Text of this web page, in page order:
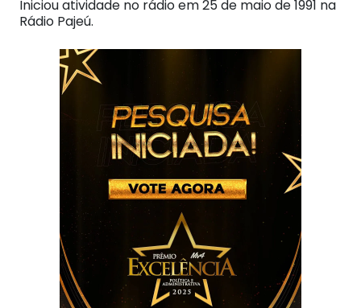
Iniciou atividade no rádio em 25 de maio de 1991 na
Rádio Pajeú.